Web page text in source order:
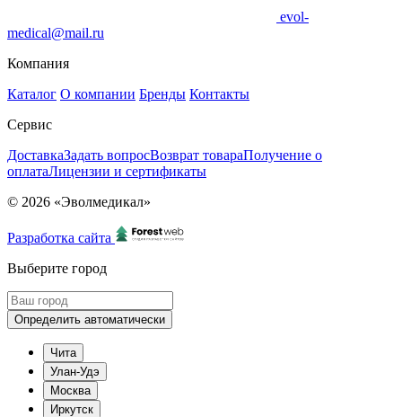
evol-
medical@mail.ru
Компания
Каталог О компании Бренды Контакты
Сервис
ДоставкаЗадать вопросВозврат товараПолучение о
оплатаЛицензии и сертификаты
© 2026 «Эволмедикал»
Разработка сайта
Выберите город
Определить автоматически
Чита
Улан-Удэ
Москва
Иркутск